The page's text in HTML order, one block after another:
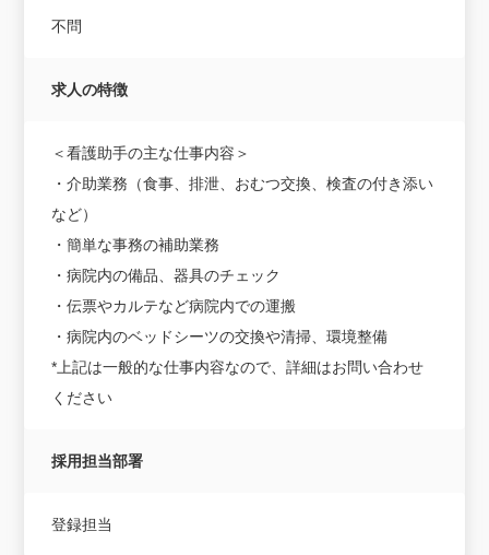
不問
求人の特徴
＜看護助手の主な仕事内容＞
・介助業務（食事、排泄、おむつ交換、検査の付き添い
など）
・簡単な事務の補助業務
・病院内の備品、器具のチェック
・伝票やカルテなど病院内での運搬
・病院内のベッドシーツの交換や清掃、環境整備
*上記は一般的な仕事内容なので、詳細はお問い合わせ
ください
採用担当部署
登録担当